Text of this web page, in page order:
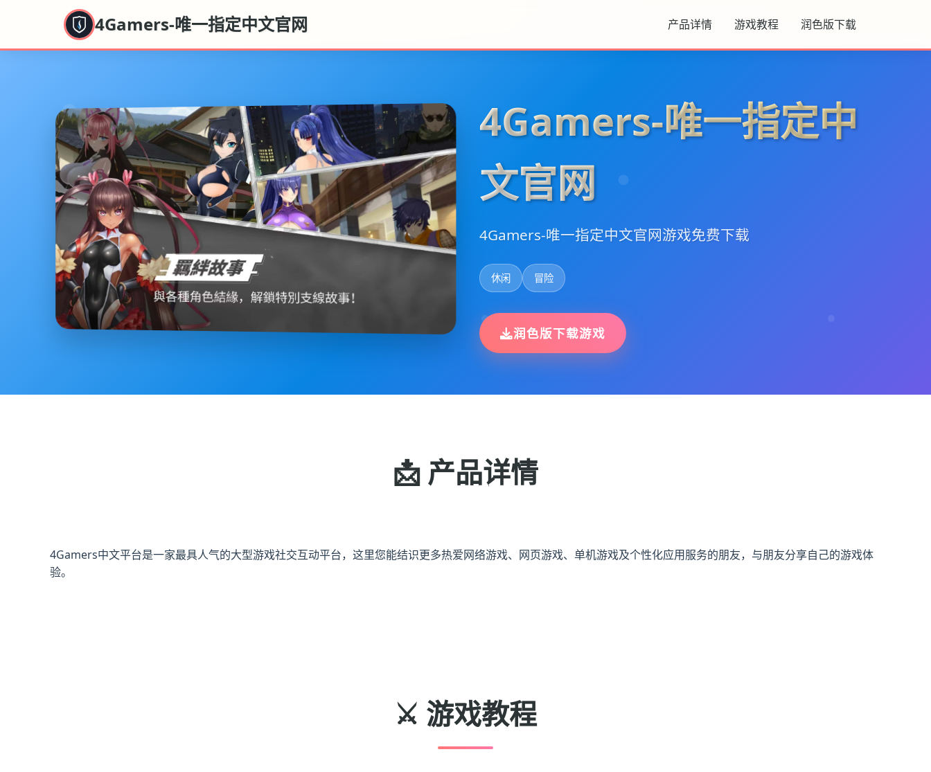
4Gamers-唯一指定中文官网 产品详情 游戏教程 润色版下载
4Gamers-唯一指定中
文官网
4Gamers-唯一指定中文官网游戏免费下载
休闲 冒险
润色版下载游戏
📩 产品详情
4Gamers中文平台是一家最具人气的大型游戏社交互动平台，这里您能结识更多热爱网络游戏、网页游戏、单机游戏及个性化应用服务的朋友，与朋友分享自己的游戏体
验。
⚔️ 游戏教程